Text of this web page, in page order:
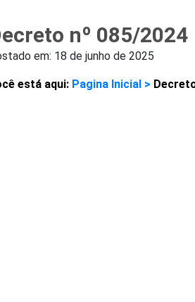
nº 085/2024
em: 18 de junho de 2025
está aqui: Pagina Inicial >